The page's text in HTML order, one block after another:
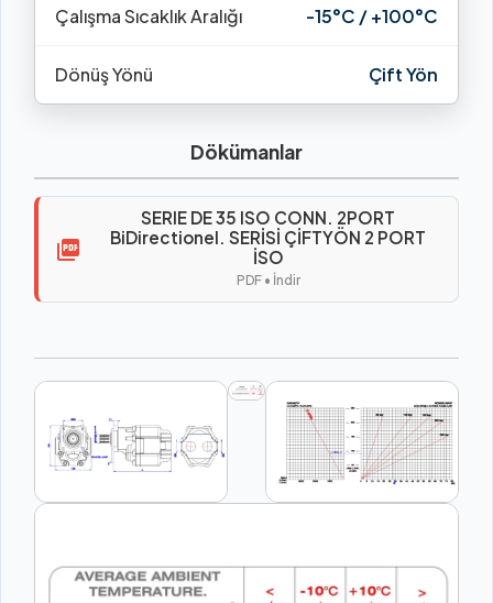
Çalışma Sıcaklık Aralığı -15°C / +100°C
Dönüş Yönü Çift Yön
Dökümanlar
SERIE DE 35 ISO CONN. 2PORT
BiDirectionel. SERİSİ ÇİFTYÖN 2 PORT
İSO
PDF • İndir